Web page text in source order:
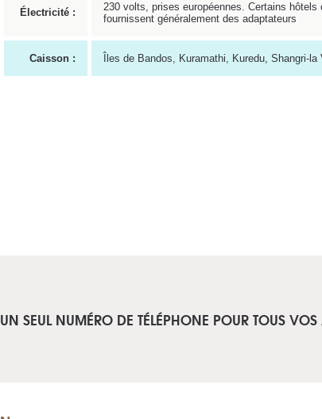
Électricité :
230 volts, prises européennes. Certains
fournissent généralement des adaptateurs
Caisson : Îles de Bandos, Kuramathi, Kuredu, Shangri-
UN SEUL NUMÉRO DE TÉLÉPHONE POUR TOUS VOS